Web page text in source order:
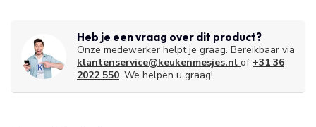
Heb je een vraag over dit product?
Onze medewerker helpt je graag. Bereikbaar via
klantenservice@keukenmesjes.nl of +31 36
2022 550. We helpen u graag!